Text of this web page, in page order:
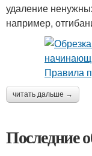
удаление
например,
читать дальше →
Последние